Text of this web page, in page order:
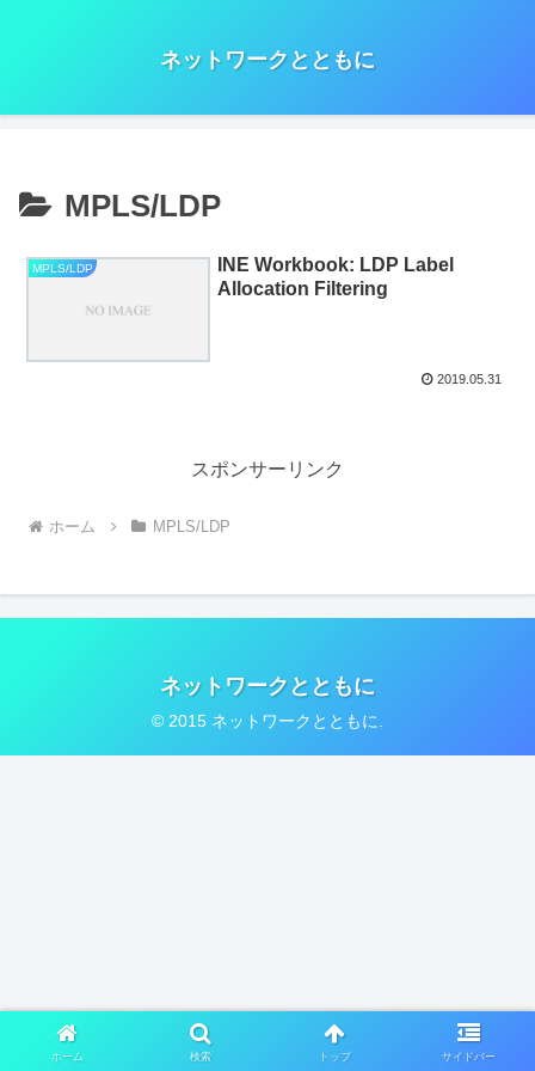
ネットワークとともに
MPLS/LDP
MPLS/LDP
INE Workbook: LDP Label
Allocation Filtering
2019.05.31
スポンサーリンク
ホーム MPLS/LDP
ネットワークとともに
© 2015 ネットワークとともに.
ホーム 検索 トップ サイドバー